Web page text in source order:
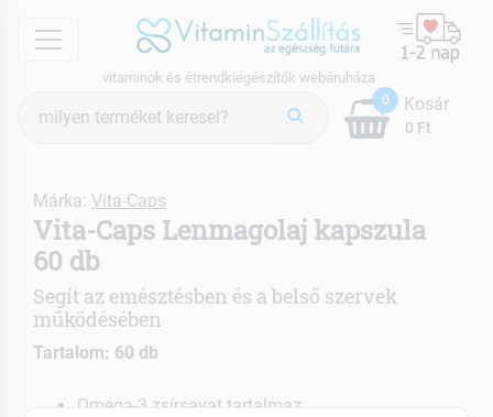
menu
vitaminok és étrendkiegészítők webáruháza
keresés
0
0 Ft
Kosár
Márka: Vita-Caps
Vita-Caps Lenmagolaj kapszula
60 db
Segít az emésztésben és a belső szervek
működésében
Tartalom: 60 db
Omega-3 zsírsavat tartalmaz